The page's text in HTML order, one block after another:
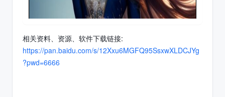
相关资料、资源、软件下载链接:
https://pan.baidu.com/s/12Xxu6MGFQ95SsxwXLDCJYg
?pwd=6666